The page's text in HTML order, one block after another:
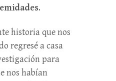
.
historia que nos
regresé a casa
para
nos habían